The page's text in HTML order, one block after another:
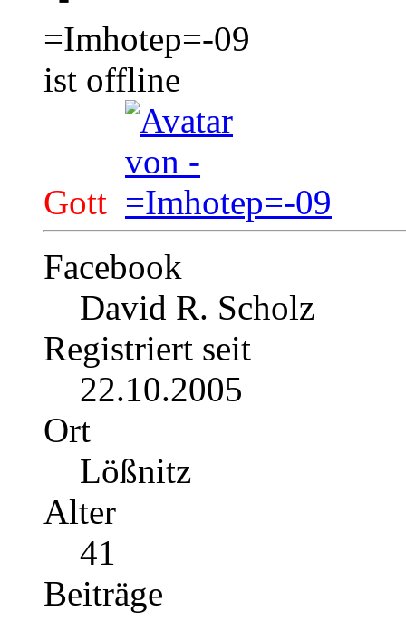
Gott
Facebook
David R. Scholz
Registriert seit
22.10.2005
Ort
Lößnitz
Alter
41
Beiträge